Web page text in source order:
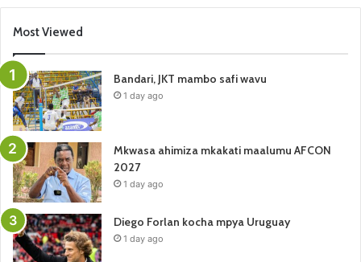
Most Viewed
Bandari, JKT mambo safi wavu
1 day ago
Mkwasa ahimiza mkakati maalumu AFCON
2027
1 day ago
Diego Forlan kocha mpya Uruguay
1 day ago